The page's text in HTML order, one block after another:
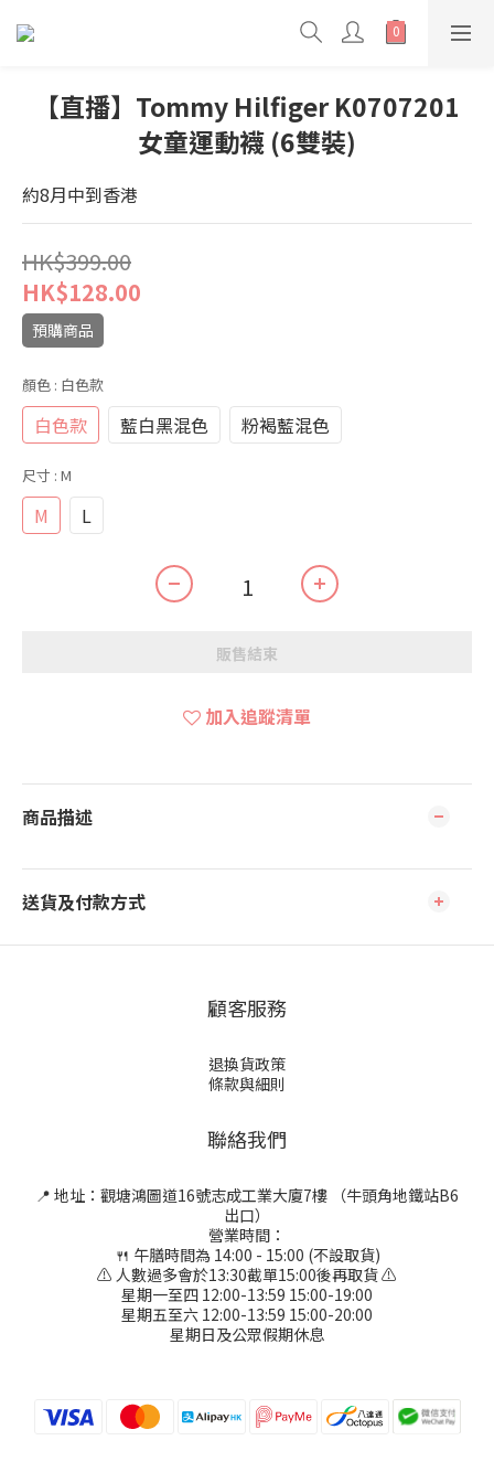
【直播】Tommy Hilfiger K0707201
女童運動襪 (6雙裝)
約8月中到香港
HK$399.00
HK$128.00
預購商品
顏色 : 白色款
白色款 藍白黑混色 粉褐藍混色
尺寸 : M
M L
販售結束
加入追蹤清單
商品描述
送貨及付款方式
顧客服務
退換貨政策
條款與細則
聯絡我們
📍 地址：觀塘鴻圖道16號志成工業大廈7樓 （牛頭角地鐵站B6
出口）
營業時間：
🍴 午膳時間為 14:00 - 15:00 (不設取貨)
⚠ 人數過多會於13:30截單15:00後再取貨 ⚠
星期一至四 12:00-13:59 15:00-19:00
星期五至六 12:00-13:59 15:00-20:00
星期日及公眾假期休息